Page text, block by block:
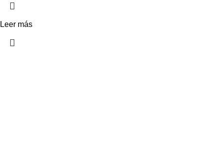
Leer más